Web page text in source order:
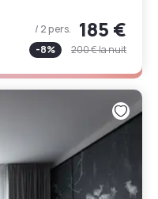
/ 2 pers. 185 €
-8% 200 €la nuit